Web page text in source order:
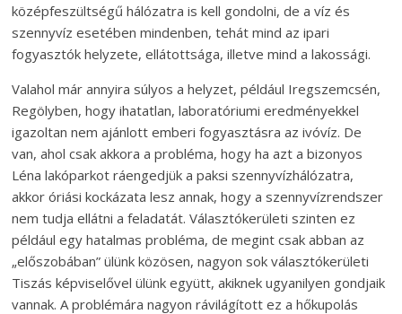
középfeszültségű hálózatra is kell gondolni, de a víz és
szennyvíz esetében mindenben, tehát mind az ipari
fogyasztók helyzete, ellátottsága, illetve mind a lakossági.
Valahol már annyira súlyos a helyzet, például Iregszemcsén,
Regölyben, hogy ihatatlan, laboratóriumi eredményekkel
igazoltan nem ajánlott emberi fogyasztásra az ivóvíz. De
van, ahol csak akkora a probléma, hogy ha azt a bizonyos
Léna lakóparkot ráengedjük a paksi szennyvízhálózatra,
akkor óriási kockázata lesz annak, hogy a szennyvízrendszer
nem tudja ellátni a feladatát. Választókerületi szinten ez
például egy hatalmas probléma, de megint csak abban az
„előszobában” ülünk közösen, nagyon sok választókerületi
Tiszás képviselővel ülünk együtt, akiknek ugyanilyen gondjaik
vannak. A problémára nagyon rávilágított ez a hőkupolás